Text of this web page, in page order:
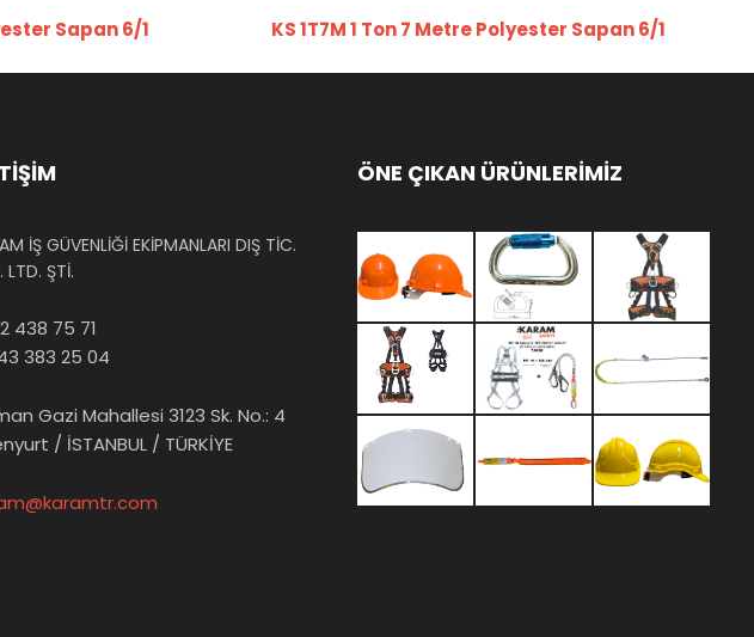
Sapan 6/1 KS 1T7M 1 Ton 7 Metre Polyester Sapan 6/1
İŞ GÜVENLİĞİ EKİPMANLARI DIŞ TİC.
LTD. ŞTİ.
438 75 71
383 25 04
Gazi Mahallesi 3123 Sk. No.: 4
/ İSTANBUL / TÜRKİYE
ÖNE ÇIKAN ÜRÜNLERİMİZ